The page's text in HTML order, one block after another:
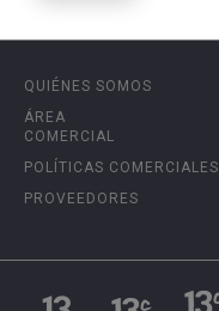
QUIÉNES SOMOS
ÁREA
COMERCIAL
POLÍTICAS COMERCIALES
PROVEEDORES